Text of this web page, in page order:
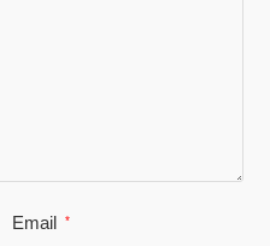
Email *